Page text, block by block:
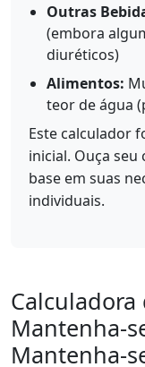
Outras
(embora
diuréticos)
Alimentos:
teor de água
Este calculador
inicial. Ouça
base em suas
individuais.
Calculadora
Mantenha-
Mantenha-